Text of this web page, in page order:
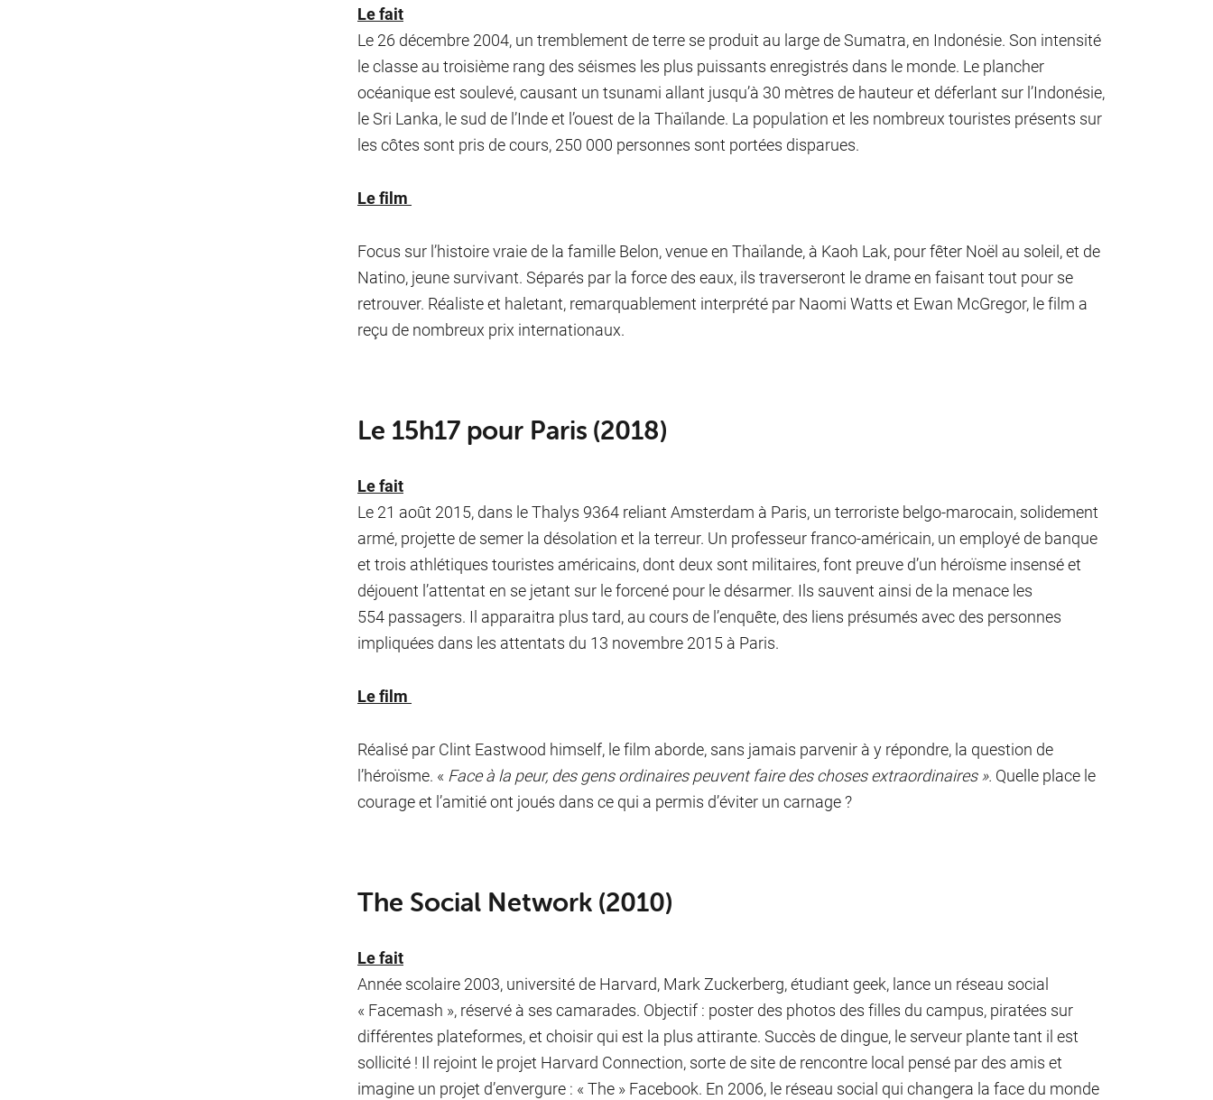
Le fait
Le 26 décembre 2004, un tremblement de terre se produit au large de Sumatra, en Indonésie. Son intensité
le classe au troisième rang des séismes les plus puissants enregistrés dans le monde. Le plancher
océanique est soulevé, causant un tsunami allant jusqu’à 30 mètres de hauteur et déferlant sur l’Indonésie,
le Sri Lanka, le sud de l’Inde et l’ouest de la Thaïlande. La population et les nombreux touristes présents sur
les côtes sont pris de cours, 250 000 personnes sont portées disparues.
Le film
Focus sur l’histoire vraie de la famille Belon, venue en Thaïlande, à Kaoh Lak, pour fêter Noël au soleil, et de
Natino, jeune survivant. Séparés par la force des eaux, ils traverseront le drame en faisant tout pour se
retrouver. Réaliste et haletant, remarquablement interprété par Naomi Watts et Ewan McGregor, le film a
reçu de nombreux prix internationaux.
Le 15h17 pour Paris (2018)
Le fait
Le 21 août 2015, dans le Thalys 9364 reliant Amsterdam à Paris, un terroriste belgo-marocain, solidement
armé, projette de semer la désolation et la terreur. Un professeur franco-américain, un employé de banque
et trois athlétiques touristes américains, dont deux sont militaires, font preuve d’un héroïsme insensé et
déjouent l’attentat en se jetant sur le forcené pour le désarmer. Ils sauvent ainsi de la menace les
554 passagers. Il apparaitra plus tard, au cours de l’enquête, des liens présumés avec des personnes
impliquées dans les attentats du 13 novembre 2015 à Paris.
Le film
Réalisé par Clint Eastwood himself, le film aborde, sans jamais parvenir à y répondre, la question de
l’héroïsme. « Face à la peur, des gens ordinaires peuvent faire des choses extraordinaires ». Quelle place le
courage et l’amitié ont joués dans ce qui a permis d’éviter un carnage ?
The Social Network (2010)
Le fait
Année scolaire 2003, université de Harvard, Mark Zuckerberg, étudiant geek, lance un réseau social
« Facemash », réservé à ses camarades. Objectif : poster des photos des filles du campus, piratées sur
différentes plateformes, et choisir qui est la plus attirante. Succès de dingue, le serveur plante tant il est
sollicité ! Il rejoint le projet Harvard Connection, sorte de site de rencontre local pensé par des amis et
imagine un projet d’envergure : « The » Facebook. En 2006, le réseau social qui changera la face du monde